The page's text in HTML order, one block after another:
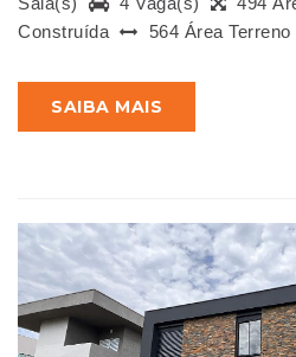
Construída
564 Área Terreno
SAIBA MAIS